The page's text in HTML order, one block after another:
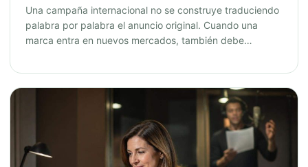
Una campaña internacional no se construye traduciendo
palabra por palabra el anuncio original. Cuando una
marca entra en nuevos mercados, también debe…